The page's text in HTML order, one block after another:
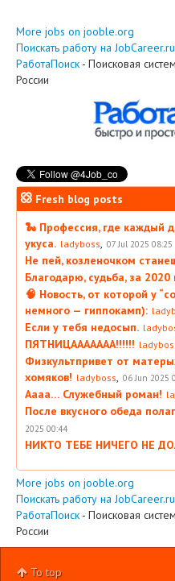
More jobs on jooble.org
Поискать работу на JobCareer.ru
РаботаПоиск - Поисковая
России
Fresh blog posts
🐍 Профессия, где каждый
укуса. ladyboss 07 Jul 2025 08:25
Не пей, козленочком
Благодарю, судьба, за 2020
🧠 Новость, от которой у
немного — гиппокамп):
Если у тебя недосып.
ПЯТНИЦААААААА!!!!!!
Физкультпривет от
хомяков! ladyboss 06 Jun 2025
Аааа… Служебный роман!
После вкусного обеда
2025 00:44
НИКТО ТЕБЕ НИЧЕГО НЕ
More jobs on jooble.org
Поискать работу на JobCareer.ru
РаботаПоиск - Поисковая
России
To top